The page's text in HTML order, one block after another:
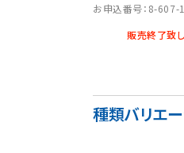
お申込番号：8-607-
販売終了致し
種類バリエ